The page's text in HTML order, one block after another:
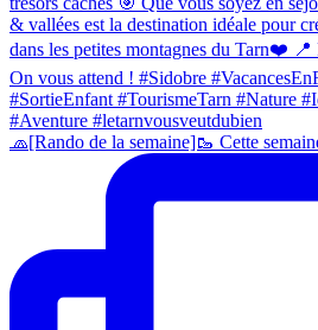
🧢[Rando de la semaine]🥾 Cette